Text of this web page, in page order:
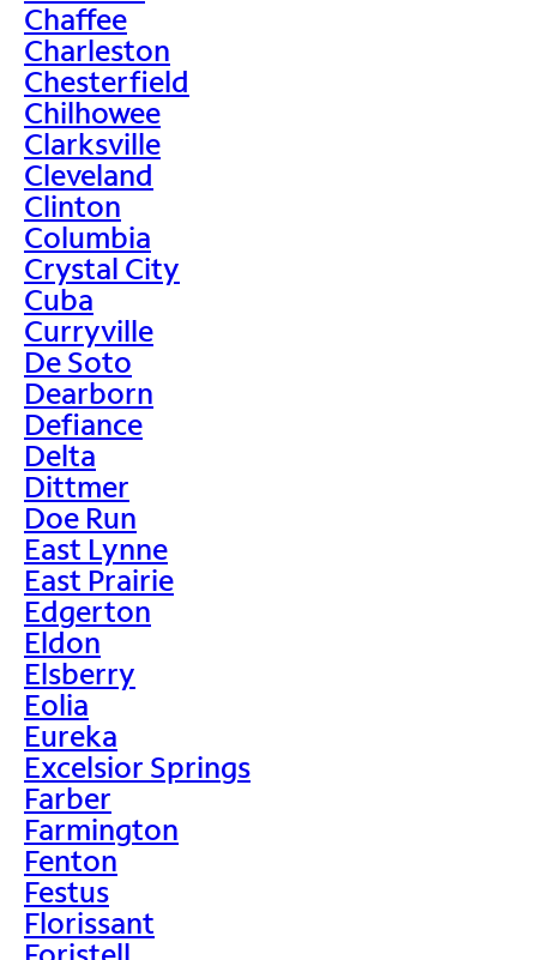
Chaffee
Charleston
Chesterfield
Chilhowee
Clarksville
Cleveland
Clinton
Columbia
Crystal City
Cuba
Curryville
De Soto
Dearborn
Defiance
Delta
Dittmer
Doe Run
East Lynne
East Prairie
Edgerton
Eldon
Elsberry
Eolia
Eureka
Excelsior Springs
Farber
Farmington
Fenton
Festus
Florissant